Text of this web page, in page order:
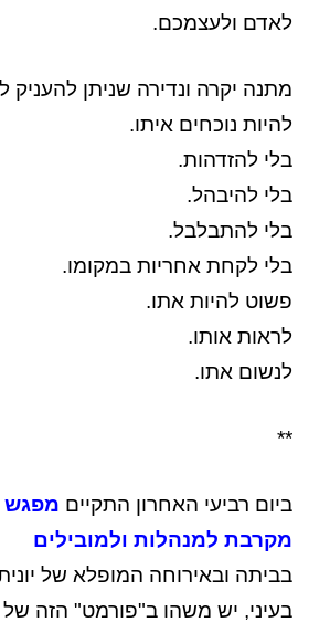
לאדם ולעצמכם.
מתנה יקרה ונדירה שניתן
להיות נוכחים איתו.
בלי להזדהות.
בלי להיבהל.
בלי להתבלבל.
בלי לקחת אחריות במקומו.
פשוט להיות אתו.
לראות אותו.
לנשום אתו.
**
ביום רביעי האחרון התקיים מפגש
מקרבת למנהלות ולמובילים
בביתה ובאירוחה המופלא של
בעיני, יש משהו ב"פורמט" הזה